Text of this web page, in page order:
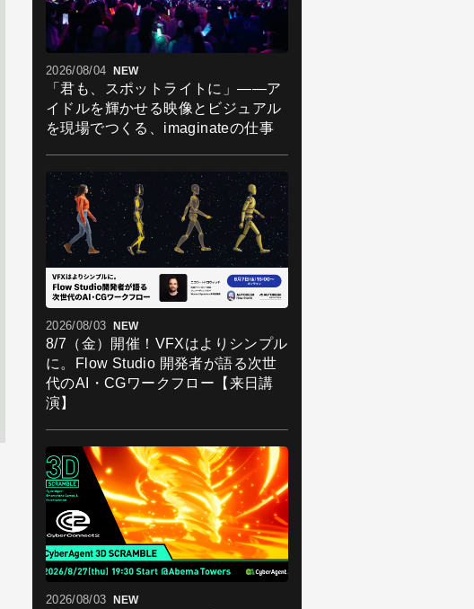
2026/08/04 NEW
「君も、スポットライトに」――ア
イドルを輝かせる映像とビジュアル
を現場でつくる、imaginateの仕事
2026/08/03 NEW
8/7（金）開催！VFXはよりシンプル
に。Flow Studio 開発者が語る次世
代のAI・CGワークフロー【来日講
演】
2026/08/03 NEW